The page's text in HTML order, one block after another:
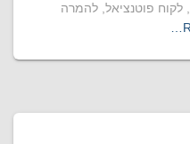
פוטנציאל, להמרה